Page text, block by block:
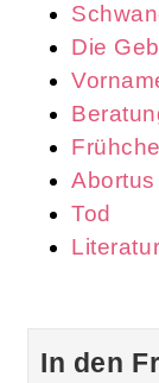
Die
Abortus
Tod
Literatur
In den